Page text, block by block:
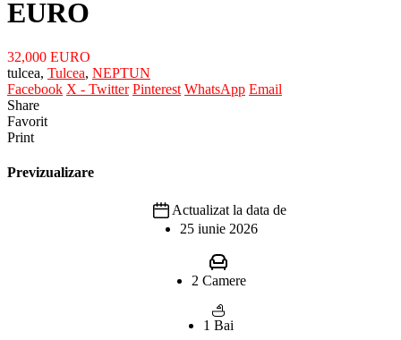
EURO
32,000 EURO
tulcea, Tulcea, NEPTUN
Facebook X - Twitter Pinterest WhatsApp Email
Share
Favorit
Print
Previzualizare
Actualizat la data de
25 iunie 2026
2 Camere
1 Bai